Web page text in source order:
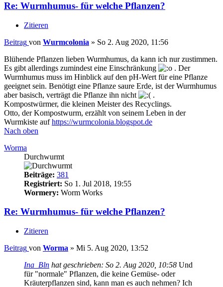
Re: Wurmhumus- für welche Pflanzen?
Zitieren
Beitrag von Wurmcolonia » So 2. Aug 2020, 11:56
Blühende Pflanzen lieben Wurmhumus, da kann ich nur zustimmen.
Es gibt allerdings zumindest eine Einschränkung
. Der
Wurmhumus muss im Hinblick auf den pH-Wert für eine Pflanze
geeignet sein. Benötigt eine Pflanze saure Erde, ist der Wurmhumus
aber basisch, verträgt die Pflanze ihn nicht
.
Kompostwürmer, die kleinen Meister des Recyclings.
Otto, der Kompostwurm, erzählt von seinem Leben in der
Wurmkiste aufhttps://wurmcolonia.blogspot.de
Nach oben
Worma
Durchwurmt
Beiträge: 381
Registriert: So 1. Jul 2018, 19:55
Wormery: Worm Works
Re: Wurmhumus- für welche Pflanzen?
Zitieren
Beitrag von Worma » Mi 5. Aug 2020, 13:52
Ina_Bln hat geschrieben: So 2. Aug 2020, 10:58 Und
für "normale" Pflanzen, die keine Gemüse- oder
Kräuterpflanzen sind, kann man es auch nehmen? Ich